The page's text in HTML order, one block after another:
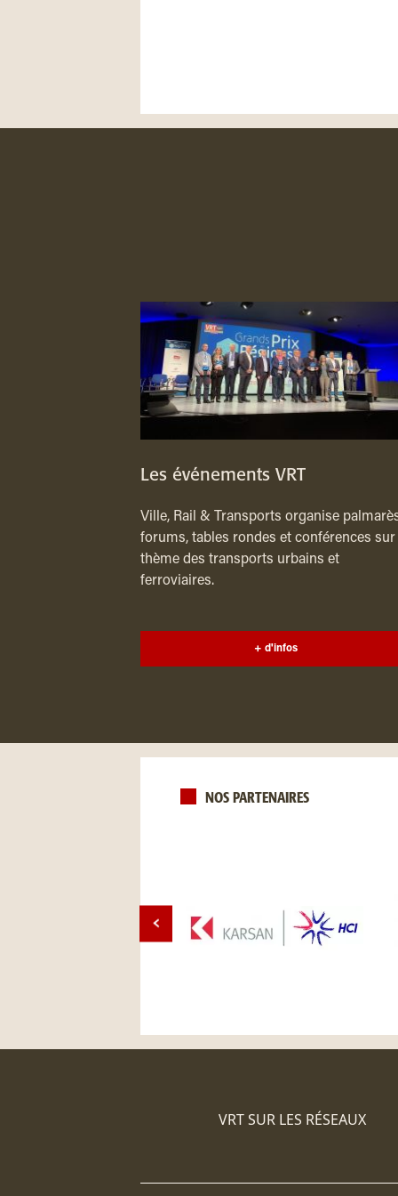
Les événements VRT
Ville, Rail & Transports organise
forums, tables rondes et conférences sur
thème des transports urbains et
ferroviaires.
+ d'infos
NOS PARTENAIRES
VRT SUR LES RÉSEAUX